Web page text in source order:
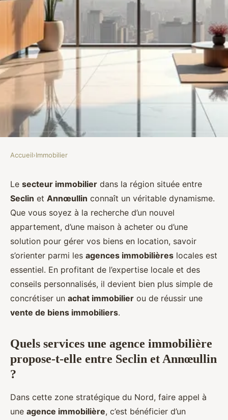
Comment choisir une agence
immobilière entre seclin et
annœullin pour réussir son
projet immobilier
Candice•11 février 2026•6 min de lecture
Accueil›Immobilier
Le secteur immobilier dans la région située entre
Seclin et Annœullin connaît un véritable dynamisme.
Que vous soyez à la recherche d’un nouvel
appartement, d’une maison à acheter ou d’une
solution pour gérer vos biens en location, savoir
s’orienter parmi les agences immobilières locales est
essentiel. En profitant de l’expertise locale et des
conseils personnalisés, il devient bien plus simple de
concrétiser un achat immobilier ou de réussir une
vente de biens immobiliers.
Quels services une agence immobilière
propose-t-elle entre Seclin et Annœullin
?
Dans cette zone stratégique du Nord, faire appel à
une agence immobilière, c’est bénéficier d’un